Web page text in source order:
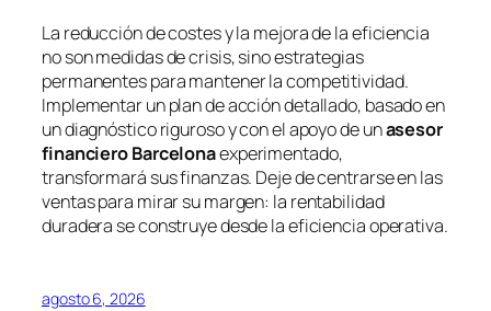
La reducción de costes y la mejora de la eficiencia
no son medidas de crisis, sino estrategias
permanentes para mantener la competitividad.
Implementar un plan de acción detallado, basado en
un diagnóstico riguroso y con el apoyo de unasesor
financiero Barcelonaexperimentado,
transformará sus finanzas. Deje de centrarse en las
ventas para mirar su margen: la rentabilidad
duradera se construye desde la eficiencia operativa.
agosto 6, 2026